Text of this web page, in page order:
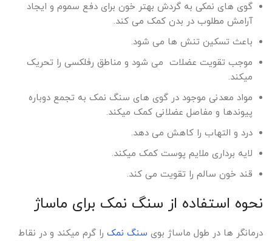
گوی های نمکی به گردش بهتر خون برای دفع سموم و ایجاد
آرامش مطلوب در بدن کمک می کند.
باعث تسکین تنش ها می شود.
موجب تقویت عضلات می شود و مناطق رفلکسی را تحریک
میکند.
مواد معدنی موجود در گوی های سنگ نمک به تجمع دوباره
پیوندها و مفاصل عضلانی کمک میکند.
درد و التهاب را کاهش می دهد.
لایه برداری ملایم پوست کمک میکند.
قند خون سالم را تقویت می کند.
نحوه استفاده از سنگ نمک برای ماساژ
درمانگر ها در طول ماساژ بوی سنگ نمک را گرم میکند و در نقاط